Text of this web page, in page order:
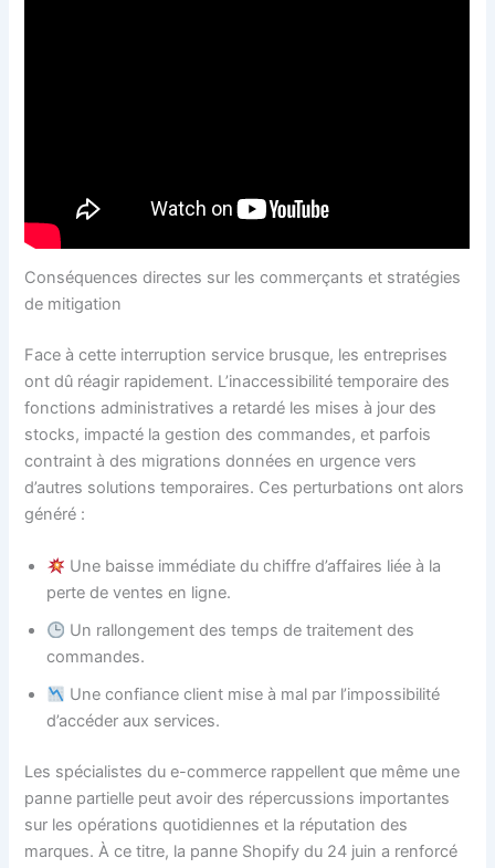
Conséquences directes sur les commerçants et stratégies
de mitigation
Face à cette interruption service brusque, les entreprises
ont dû réagir rapidement. L’inaccessibilité temporaire des
fonctions administratives a retardé les mises à jour des
stocks, impacté la gestion des commandes, et parfois
contraint à des migrations données en urgence vers
d’autres solutions temporaires. Ces perturbations ont alors
généré :
Une baisse immédiate du chiffre d’affaires liée à la
perte de ventes en ligne.
Un rallongement des temps de traitement des
commandes.
Une confiance client mise à mal par l’impossibilité
d’accéder aux services.
Les spécialistes du e-commerce rappellent que même une
panne partielle peut avoir des répercussions importantes
sur les opérations quotidiennes et la réputation des
marques. À ce titre, la panne Shopify du 24 juin a renforcé